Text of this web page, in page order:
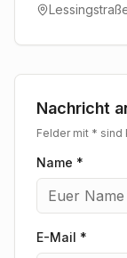
+
−
Nachricht
Felder mit *
Name *
E-Mail *